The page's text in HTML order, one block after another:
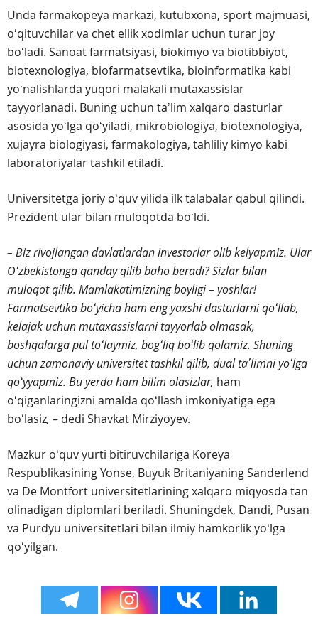
Unda farmakopeya markazi, kutubxona, sport majmuasi,
oʻqituvchilar va chet ellik xodimlar uchun turar joy
boʻladi. Sanoat farmatsiyasi, biokimyo va biotibbiyot,
biotexnologiya, biofarmatsevtika, bioinformatika kabi
yoʻnalishlarda yuqori malakali mutaxassislar
tayyorlanadi. Buning uchun taʼlim xalqaro dasturlar
asosida yoʻlga qoʻyiladi, mikrobiologiya, biotexnologiya,
xujayra biologiyasi, farmakologiya, tahliliy kimyo kabi
laboratoriyalar tashkil etiladi.
Universitetga joriy oʻquv yilida ilk talabalar qabul qilindi.
Prezident ular bilan muloqotda boʻldi.
– Biz rivojlangan davlatlardan investorlar olib kelyapmiz. Ular
Oʻzbekistonga qanday qilib baho beradi? Sizlar bilan
muloqot qilib. Mamlakatimizning boyligi – yoshlar!
Farmatsevtika boʻyicha ham eng yaxshi dasturlarni qoʻllab,
kelajak uchun mutaxassislarni tayyorlab olmasak,
boshqalarga pul toʻlaymiz, bogʻliq boʻlib qolamiz. Shuning
uchun zamonaviy universitet tashkil qilib, dual taʼlimni yoʻlga
qoʻyyapmiz. Bu yerda ham bilim olasizlar, ham
oʻqiganlaringizni amalda qoʻllash imkoniyatiga ega
boʻlasiz, – dedi Shavkat Mirziyoyev.
Mazkur oʻquv yurti bitiruvchilariga Koreya
Respublikasining Yonse, Buyuk Britaniyaning Sanderlend
va De Montfort universitetlarining xalqaro miqyosda tan
olinadigan diplomlari beriladi. Shuningdek, Dandi, Pusan
va Purdyu universitetlari bilan ilmiy hamkorlik yoʻlga
qoʻyilgan.